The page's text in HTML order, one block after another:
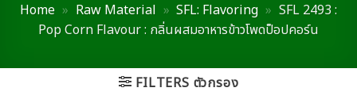
Home » Raw Material » SFL: Flavoring » SFL 2493 :
Pop Corn Flavour : กลิ่นผสมอาหารข้าวโพดป็อปคอร์น
FILTERS ตัวกรอง